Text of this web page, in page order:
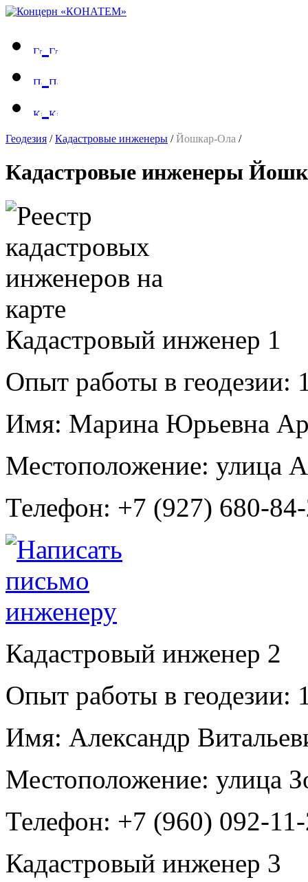
Геодезия /Кадастровые инженеры /Йошкар-Ола /
Кадастровые инженеры
Кадастровый инженер 1
Опыт работы в геодезии:
Имя: Марина Юрьевна
Местоположение: улица
Телефон: +7 (927) 680-
Кадастровый инженер 2
Опыт работы в геодезии:
Имя: Александр
Местоположение: улица
Телефон: +7 (960) 092-
Кадастровый инженер 3